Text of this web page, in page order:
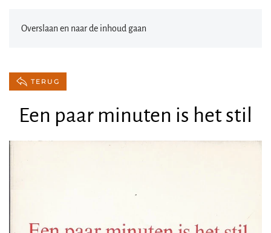
Overslaan en naar de inhoud gaan
TERUG
Een paar minuten is het stil